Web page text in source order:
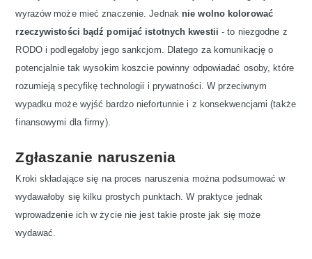
wyrazów może mieć znaczenie. Jednak nie wolno kolorować
rzeczywistości bądź pomijać istotnych kwestii - to niezgodne z
RODO i podlegałoby jego sankcjom. Dlatego za komunikację o
potencjalnie tak wysokim koszcie powinny odpowiadać osoby, które
rozumieją specyfikę technologii i prywatności. W przeciwnym
wypadku może wyjść bardzo niefortunnie i z konsekwencjami (także
finansowymi dla firmy).
Zgłaszanie naruszenia
Kroki składające się na proces naruszenia można podsumować w
wydawałoby się kilku prostych punktach. W praktyce jednak
wprowadzenie ich w życie nie jest takie proste jak się może
wydawać.